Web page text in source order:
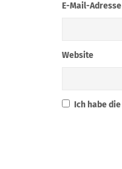
E-Mail-Adresse
Website
Ich habe die